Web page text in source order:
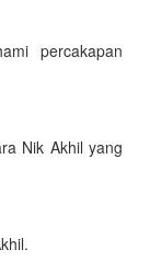
percakapan
Nik Akhil yang